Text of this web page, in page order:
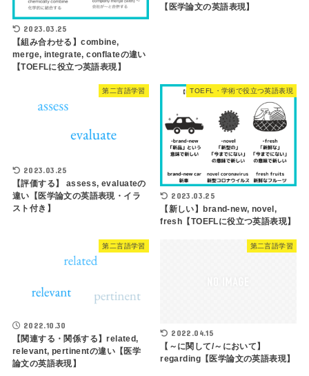
2023.03.25
【組み合わせる】combine,
merge, integrate, conflateの違い
【TOEFLに役立つ英語表現】
【医学論文の英語表現】
第二言語学習
2023.03.25
【評価する】 assess, evaluateの
違い【医学論文の英語表現・イラ
スト付き】
TOEFL・学術で役立つ英語表現
2023.03.25
【新しい】brand-new, novel,
fresh【TOEFLに役立つ英語表現】
第二言語学習
2022.10.30
【関連する・関係する】related,
relevant, pertinentの違い【医学
論文の英語表現】
第二言語学習
2022.04.15
【～に関して/～において】
regarding【医学論文の英語表現】